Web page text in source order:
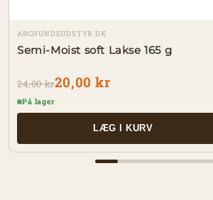
ABCHUNDEUDSTYR.DK
Semi-Moist soft Lakse 165 g
24,00 kr20,00 kr
På lager
LÆG I KURV